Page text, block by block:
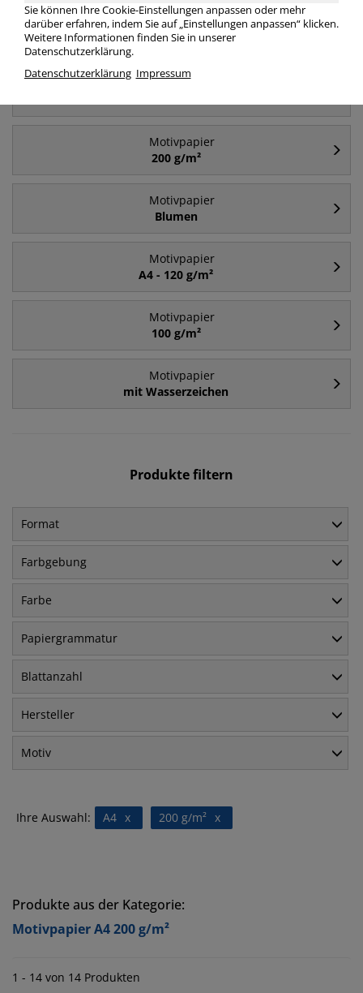
Motivpapier
A4 - 200 g/m²
Motivpapier
Motivpapier
200 g/m²
Motivpapier
Blumen
Motivpapier
A4 - 120 g/m²
Motivpapier
100 g/m²
Motivpapier
mit Wasserzeichen
Produkte filtern
Format
Farbgebung
Farbe
Papiergrammatur
Blattanzahl
Hersteller
Motiv
Ihre Auswahl: x
A4 x
200 g/m²
Produkte aus der Kategorie:
Motivpapier A4 200 g/m²
1 - 14 von 14 Produkten
Sie können Ihre Cookie-Einstellungen anpassen oder mehr
darüber erfahren, indem Sie auf „Einstellungen anpassen“ klicken.
Weitere Informationen finden Sie in unserer
Datenschutzerklärung.
Datenschutzerklärung Impressum